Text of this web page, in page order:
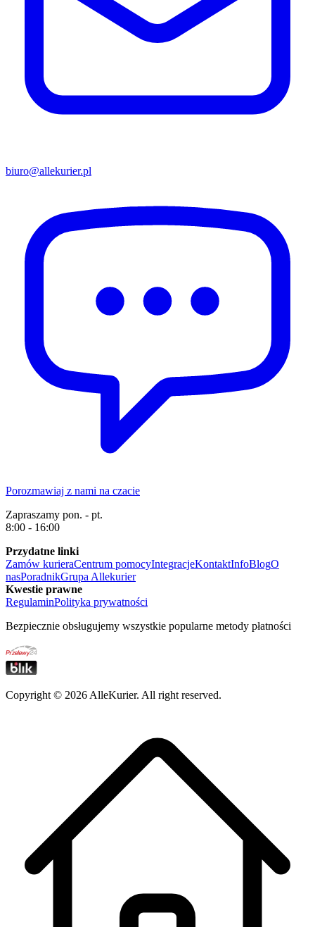
biuro@allekurier.pl
Porozmawiaj z nami na czacie
Zapraszamy pon. - pt.
8:00 - 16:00
Przydatne linki
Zamów kurieraCentrum pomocyIntegracjeKontaktInfoBlogO
nasPoradnikGrupa Allekurier
Kwestie prawne
RegulaminPolityka prywatności
Bezpiecznie obsługujemy wszystkie popularne metody płatności
Copyright © 2026 AlleKurier. All right reserved.